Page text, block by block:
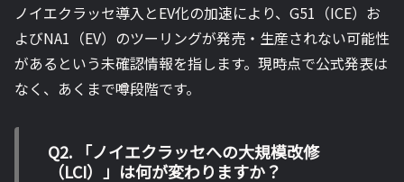
ノイエクラッセ導入とEV化の加速により、G51（ICE）お
よびNA1（EV）のツーリングが発売・生産されない可能性
があるという未確認情報を指します。現時点で公式発表は
なく、あくまで噂段階です。
Q2. 「ノイエクラッセへの大規模改修
（LCI）」は何が変わりますか？